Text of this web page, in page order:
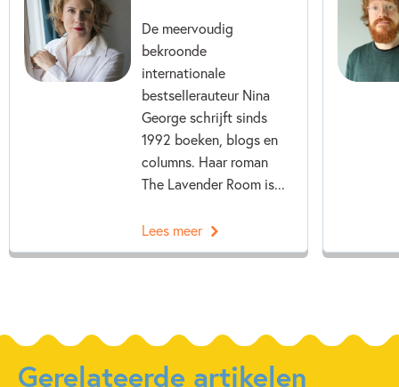
De meervoudig
bekroonde
internationale
bestsellerauteur Nina
George schrijft sinds
1992 boeken, blogs en
columns. Haar roman
The Lavender Room is...
Lees meer
Gerelateerde artikelen